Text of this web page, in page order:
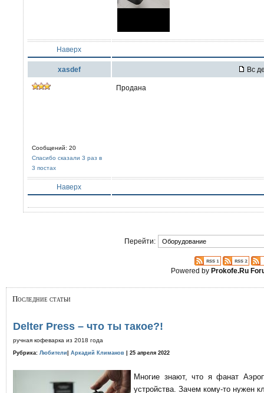
Наверх
xasdef Вс
Сообщений: 20
Спасибо сказали 3 раз в
3 постах
Продана
Наверх
Перейти:
Powered byProkofe.Ru
Последние статьи
Delter Press – что ты такое?!
ручная кофеварка из 2018 года
Рубрика: Любители Аркадий Климанов | 25 апреля 2022
Многие знают, что я фанат
устройства. Зачем кому-то нужен